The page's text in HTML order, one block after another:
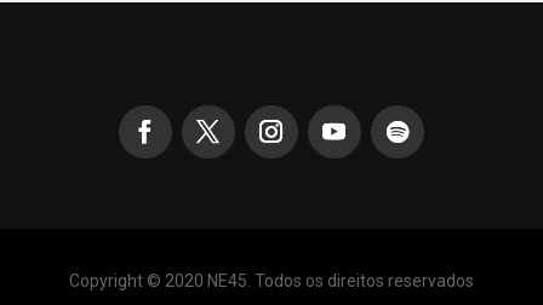
Copyright © 2020 NE45. Todos os direitos reservados